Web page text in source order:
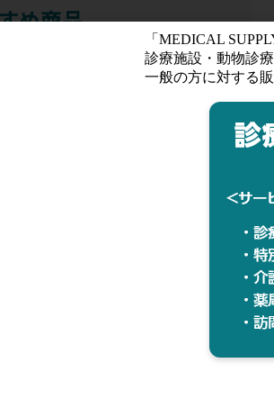
め商品
エプロン(袖付)
示はあくまでも目安となります。
合はお時間を頂く場合がございます。